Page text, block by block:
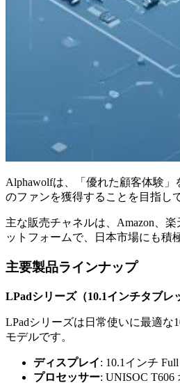
Alphawolfは、「優れた顧客体験」
のファンを獲得することを目指し
主な販売チャネルは、Amazon、
ットフォームで、日本市場にも積
主要製品ラインナップ
LPadシリーズ（10.1インチタブレ
LPadシリーズは日常使いに最適な
モデルです。
ディスプレイ: 10.1インチ Full
プロセッサー: UNISOC T606